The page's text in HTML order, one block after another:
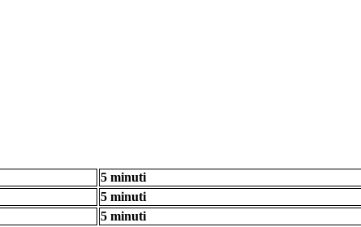
5 minuti
5 minuti
5 minuti